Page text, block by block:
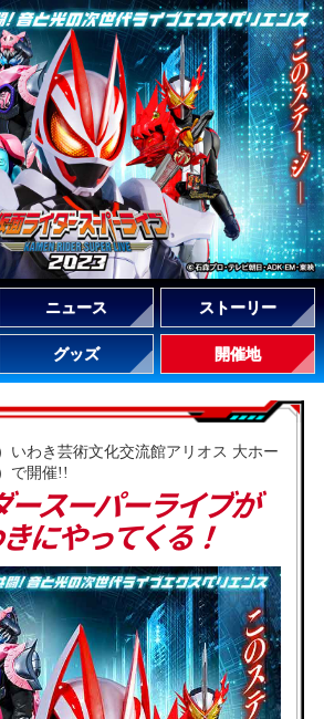
ニュース ストーリー
グッズ 開催地
いわき芸術文化交流館アリオス 大ホー
で開催!!
ースーパーライブが
にやってくる！